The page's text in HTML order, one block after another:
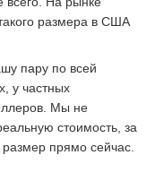
размера в США
пару по всей
у частных
Мы не
стоимость, за
прямо сейчас.